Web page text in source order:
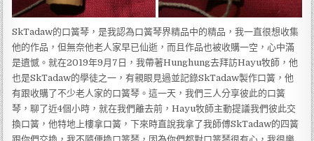
SkTadaw的口簧琴，是我認為口簧琴界精品中的精品，我一直很想收集
他的作品，但無奈他老人家早已仙逝，而且作品也被收購一空，心中滿
是遺憾。就在2019年9月7日，我帶著Hunghung去拜訪Hayu牧師，他
也是SkTadaw的學徒之一，有親眼見過並記錄SkTadaw製作口簧，他
有跟收購了不少老人家的口簧琴。這一天，我們三人分享彼此的口簧
琴，聊了近4個小時，就在我們離去前，Hayu牧師主動提議我們彼此交
換口簧，他特地上樓拿口簧，下來時直說我拿了我師傅SkTadaw的四簧